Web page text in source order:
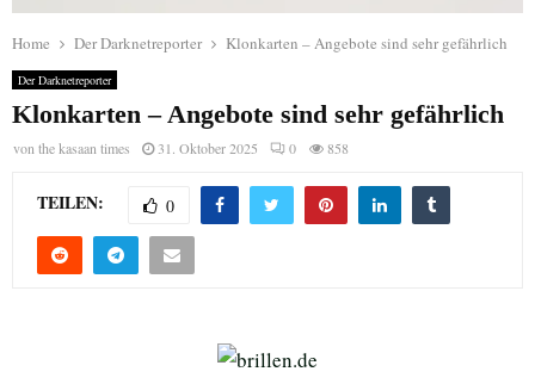
Home Der Darknetreporter Klonkarten – Angebote sind sehr gefährlich
Der Darknetreporter
Klonkarten – Angebote sind sehr gefährlich
vonthe kasaan times 31. Oktober 2025 0 858
TEILEN: 0